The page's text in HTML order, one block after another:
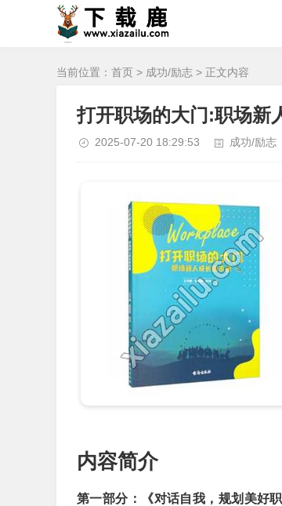
当前位置： 首页 > 成功/励志 > 正文内容
打开职场的大门:职场新
2025-07-20 18:29:53 成功/励志
内容简介
第一部分：《对话自我，规划美好职